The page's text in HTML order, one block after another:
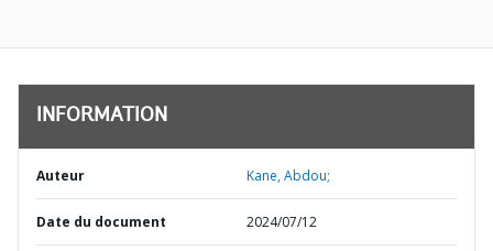
INFORMATION
Auteur Kane, Abdou;
Date du document 2024/07/12